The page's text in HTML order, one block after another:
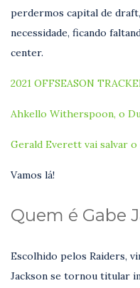
perdermos capital de
necessidade, ficando
center.
2021 OFFSEASON
Ahkello Witherspoon, o
Gerald Everett vai salvar
Vamos lá!
Quem é Gabe
Escolhido pelos Raiders,
Jackson se tornou titular